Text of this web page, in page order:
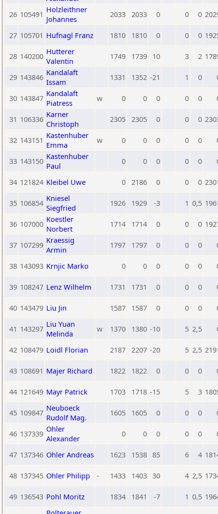
26 105491 Holzleithner
Johannes
2033 2033 0 0 0
27 105701 Hufnagl Franz 1810 1810 0 0 0
28 140200 Hutterer
Valentin
1749 1739 10 3 2
29 143846 Kandalaft
Issam
1331 1352 -21 1 0
30 143847 Kandalaft
Piatress
w 0 0 0 0 0
31 106336 Karner
Christoph
2305 2305 0 0 0
32 143151 Kastenhuber
Emma
w 0 0 0 0 0
33 143150 Kastenhuber
Paul
0 0 0 0 0
34 121824 Kleibel Uwe 0 2186 0 0 0
35 106854 Kniesel
Siegfried
1926 1929 -3 1 0,5
36 107000 Koestler
Norbert
1714 1714 0 0 0
37 107299 Kraessig
Armin
1797 1797 0 0 0
38 143093 Krnjic Marko 0 0 0 0 0
39 108247 Lenz Wilhelm 1731 1731 0 0 0
40 143479 Liu Jin 1587 1587 0 0 0
41 143297 Liu Yuan
Melinda
w 1370 1380 -10 5 2,5
42 108479 Loidl Florian 2187 2207 -20 5 2,5
43 108691 Majer Richard 1822 1822 0 0 0
44 121649 Mayr Patrick 1703 1718 -15 5 3
45 109847 Neuboeck
Rudolf Mag.
1605 1605 0 0 0
46 137339 Ohler
Alexander
0 0 0 0 0
47 137346 Ohler Andreas 1623 1538 85 6 4
48 137345 Ohler Philipp - 1433 1403 30 4 2,5
49 136543 Pohl Moritz 1834 1841 -7 1 0,5